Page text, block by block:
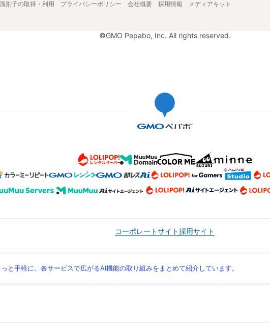
別子の取得・利用 プライバシーポリシー 会社概要 採用情報 メディアキット
©GMO Pepabo, Inc. All rights reserved.
コーポレートサイト採用サイト
と手軽に。各サービスで広がるAI機能の取り組みをまとめて紹介しています。